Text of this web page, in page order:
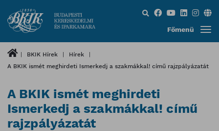
Keresés...
Főmenü
BKIK Hírek
Hírek
A BKIK ismét meghirdeti Ismerkedj a szakmákkal! című rajzpályázatát
A BKIK ismét meghirdeti
Ismerkedj a szakmákkal! című
rajzpályázatát